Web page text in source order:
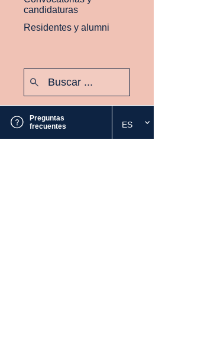
candidaturas
Residentes y alumni
Preguntas
frecuentes
Seleccione
el
ES